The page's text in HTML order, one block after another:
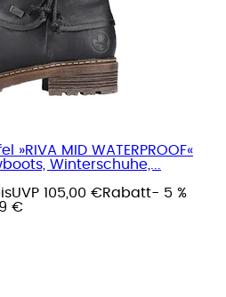
MID WATERPROOF«
Winterschuhe,...
UVP 105,00 €Rabatt- 5 %
€